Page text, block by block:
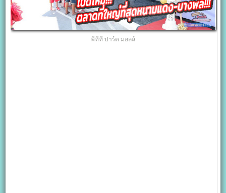
พีทีที ปาร์ค มอลล์